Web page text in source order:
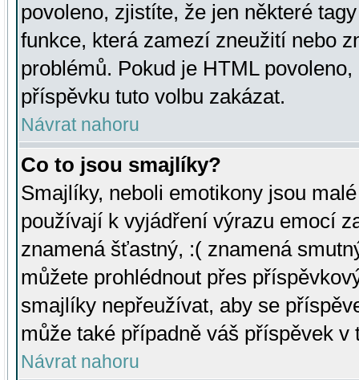
povoleno, zjistíte, že jen některé
funkce, která zamezí zneužití nebo
problémů. Pokud je HTML
příspěvku tuto volbu zakázat.
Návrat nahoru
Co to jsou smajlíky?
Smajlíky, neboli emotikony jsou
používají k vyjádření výrazu emocí
znamená šťastný, :( znamená
můžete prohlédnout přes
smajlíky nepřeužívat, aby se
může také případně váš příspěvek v
Návrat nahoru